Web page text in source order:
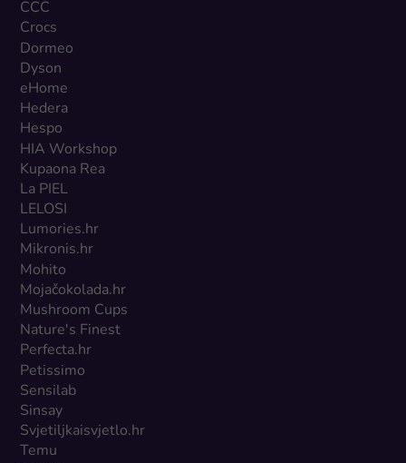
CCC
Crocs
Dormeo
Dyson
eHome
Hedera
Hespo
HIA Workshop
Kupaona Rea
La PIEL
LELOSI
Lumories.hr
Mikronis.hr
Mohito
Mojačokolada.hr
Mushroom Cups
Nature's Finest
Perfecta.hr
Petissimo
Sensilab
Sinsay
Svjetiljkaisvjetlo.hr
Temu